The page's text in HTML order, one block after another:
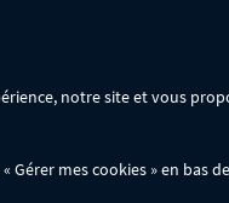
notre site et vous
mes cookies » en bas